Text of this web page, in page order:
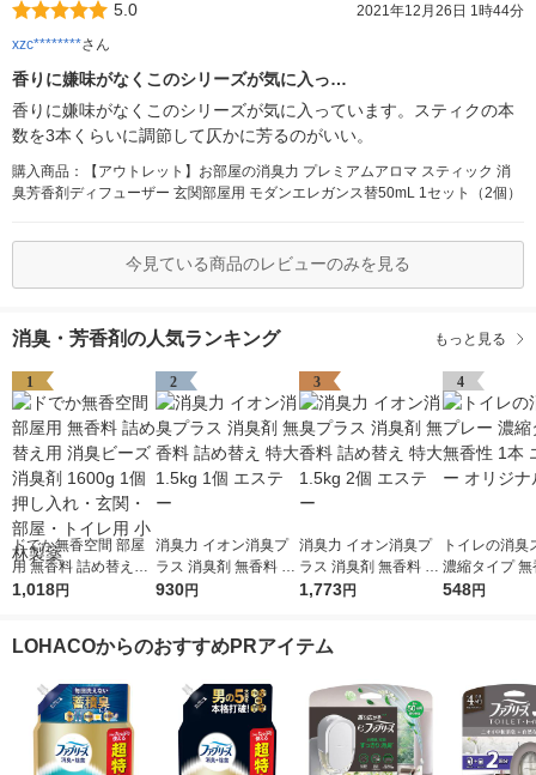
5.0
2021年12月26日 1時44分
xzc********さん
香りに嫌味がなくこのシリーズが気に入っ…
香りに嫌味がなくこのシリーズが気に入っています。スティクの本
数を3本くらいに調節して仄かに芳るのがいい。
購入商品：【アウトレット】お部屋の消臭力 プレミアムアロマ スティック 消
臭芳香剤ディフューザー 玄関部屋用 モダンエレガンス替50mL 1セット（2個）
今見ている商品のレビューのみを見る
消臭・芳香剤の人気ランキング もっと見る
1
ドでか無香空間 部屋
用 無香料 詰め替え用
消臭ビーズ 消臭剤 16
小林製薬
1,018円
2
消臭力 イオン消臭プ
ラス 消臭剤 無香料 詰
め替え 特大 1.5kg 1個
930円
3
消臭力 イオン消臭プ
ラス 消臭剤 無香料 詰
め替え 特大 1.5kg 2個
1,773円
4
トイレの消臭
濃縮タイプ 無
本 エステー
548円
LOHACOからのおすすめPRアイテム